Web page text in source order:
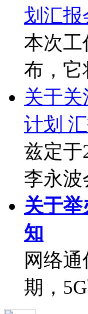
划汇报
本次工
布，它
关于
计划
兹定于
李永波
关于
知
网络
期，